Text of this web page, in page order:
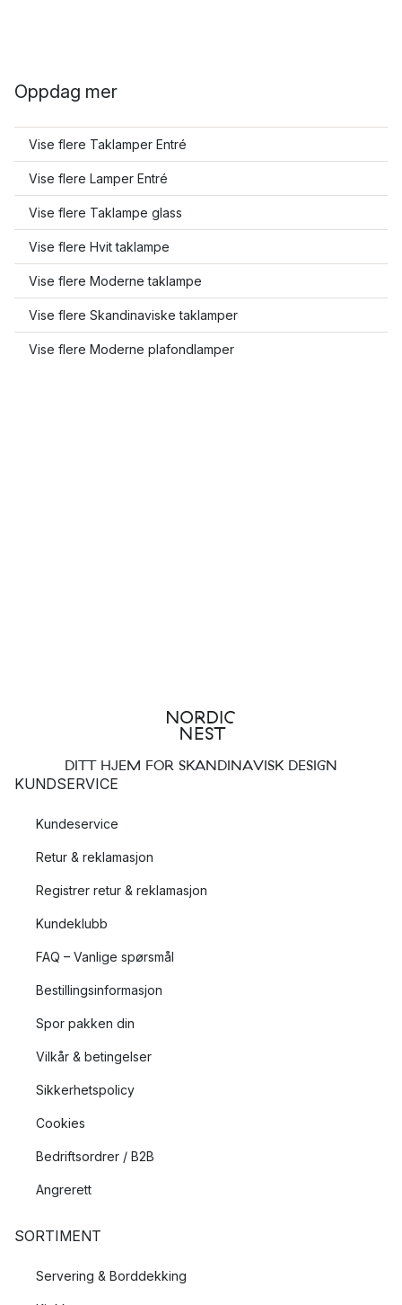
Oppdag mer
Vise flere Taklamper Entré
Vise flere Lamper Entré
Vise flere Taklampe glass
Vise flere Hvit taklampe
Vise flere Moderne taklampe
Vise flere Skandinaviske taklamper
Vise flere Moderne plafondlamper
DITT HJEM FOR SKANDINAVISK DESIGN
KUNDSERVICE
Kundeservice
Retur & reklamasjon
Registrer retur & reklamasjon
Kundeklubb
FAQ – Vanlige spørsmål
Bestillingsinformasjon
Spor pakken din
Vilkår & betingelser
Sikkerhetspolicy
Cookies
Bedriftsordrer / B2B
Angrerett
SORTIMENT
Servering & Borddekking